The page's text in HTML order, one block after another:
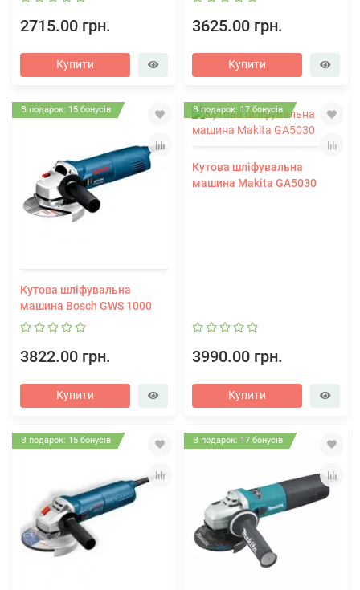
2715.00 грн.
Купити
3625.00 грн.
Купити
В подарок: 15 бонусів
Кутова шліфувальна
машина Bosch GWS 1000
3822.00 грн.
Купити
В подарок: 17 бонусів
Кутова шліфувальна
машина Makita GA5030
3990.00 грн.
Купити
В подарок: 15 бонусів В подарок: 17 бонусів